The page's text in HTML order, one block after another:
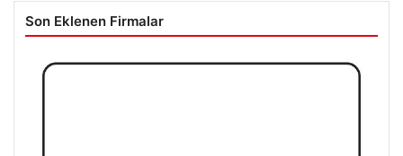
Son Eklenen Firmalar